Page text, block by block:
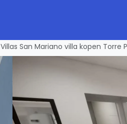
Villas San Mariano villa kopen Torre